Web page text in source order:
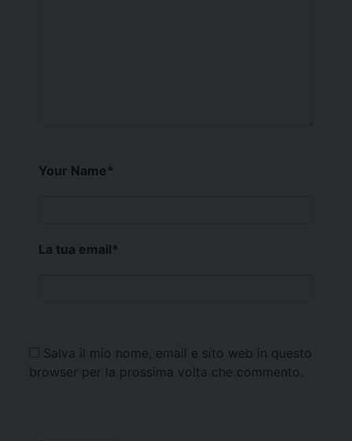
Your Name*
La tua email*
Salva il mio nome, email e sito web in questo
browser per la prossima volta che commento.